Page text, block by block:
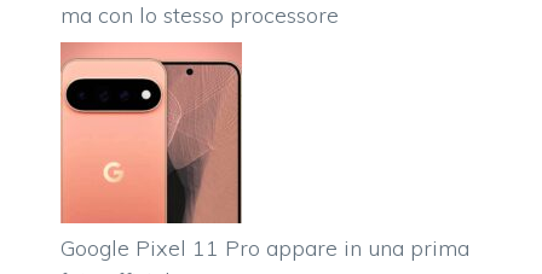
ma con lo stesso processore
Google Pixel 11 Pro appare in una prima